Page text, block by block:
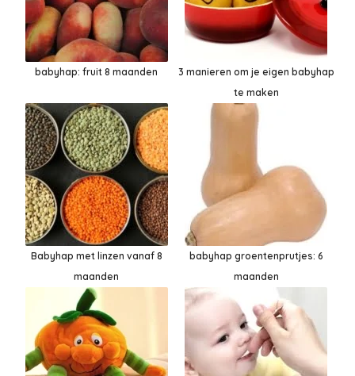
babyhap: fruit 8 maanden
3 manieren om je eigen babyhap
te maken
Babyhap met linzen vanaf 8
maanden
babyhap groentenprutjes: 6
maanden